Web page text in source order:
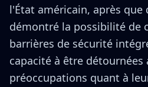
l'État américain, après que
démontré la possibilité de
barrières de sécurité
capacité à être détournées
préoccupations quant à